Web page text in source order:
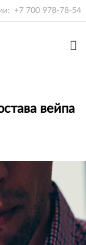
+7 700 978-78-54
вейпа